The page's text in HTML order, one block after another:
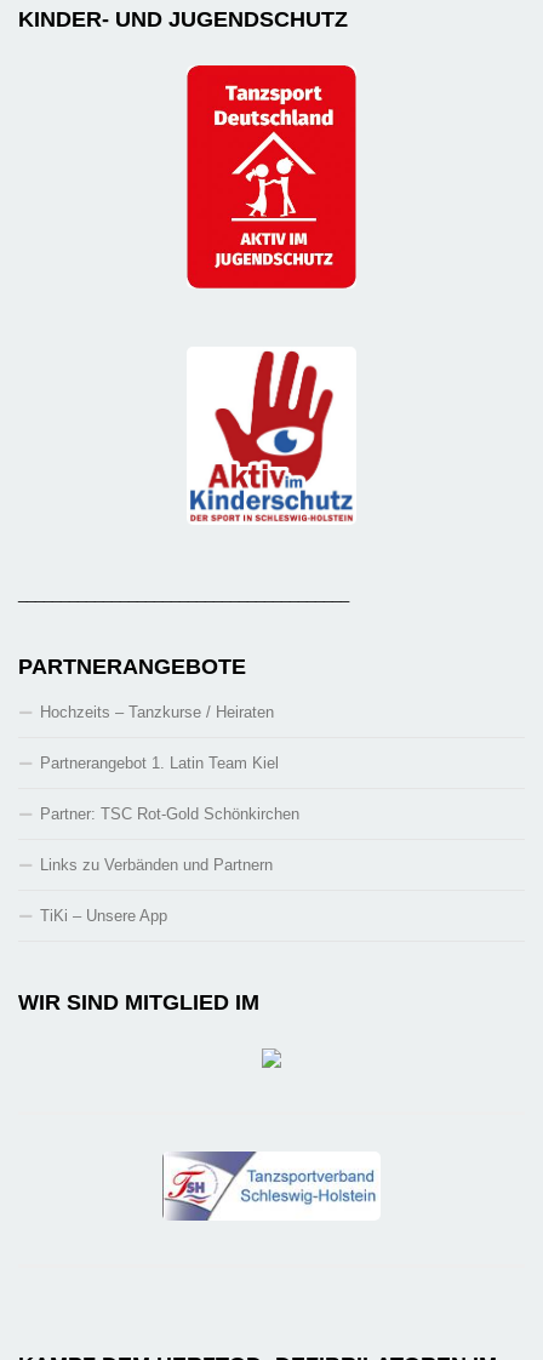
KINDER- UND JUGENDSCHUTZ
PARTNERANGEBOTE
Hochzeits – Tanzkurse / Heiraten
Partnerangebot 1. Latin Team Kiel
Partner: TSC Rot-Gold Schönkirchen
Links zu Verbänden und Partnern
TiKi – Unsere App
WIR SIND MITGLIED IM